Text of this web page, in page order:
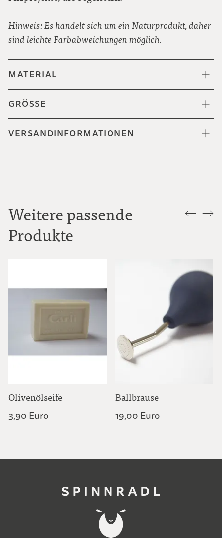
Hinweis: Es handelt sich um ein Naturprodukt, daher
sind leichte Farbabweichungen möglich.
MATERIAL
GRÖSSE
VERSANDINFORMATIONEN
Weitere passende
Produkte
Olivenölseife
3,90 Euro
Ballbrause
19,00 Euro